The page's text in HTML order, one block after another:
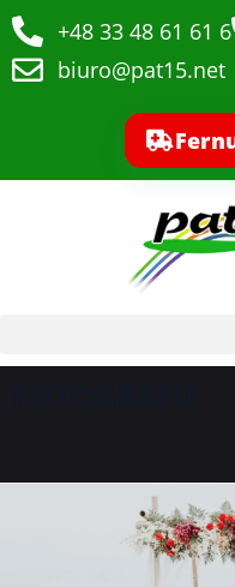
+48 33 48 61 61 6
biuro@pat15.net